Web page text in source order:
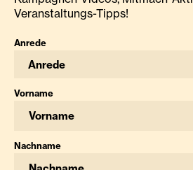
Veranstaltungs-Tipps!
Anrede
Anrede
Vorname
Nachname